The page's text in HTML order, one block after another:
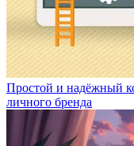
Простой и надёжный
личного бренда